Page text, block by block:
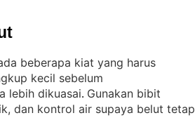
beberapa kiat yang harus
kecil sebelum
lebih dikuasai. Gunakan bibit
dan kontrol air supaya belut tetap